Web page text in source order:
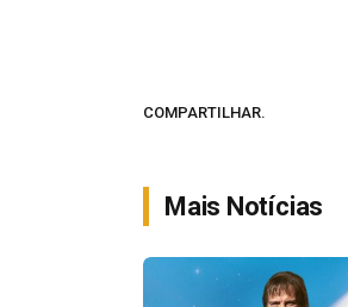
COMPARTILHAR.
Mais Notícias